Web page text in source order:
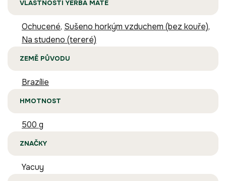
VLASTNOSTI YERBA MATÉ
Ochucené, Sušeno horkým vzduchem (bez kouře),
Na studeno (tereré)
ZEMĚ PŮVODU
Brazílie
HMOTNOST
500 g
ZNAČKY
Yacuy